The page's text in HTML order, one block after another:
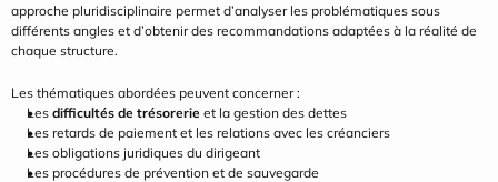
approche pluridisciplinaire permet d’analyser les problématiques sous
différents angles et d’obtenir des recommandations adaptées à la réalité de
chaque structure.
Les thématiques abordées peuvent concerner :
Les difficultés de trésorerie et la gestion des dettes
Les retards de paiement et les relations avec les créanciers
Les obligations juridiques du dirigeant
Les procédures de prévention et de sauvegarde